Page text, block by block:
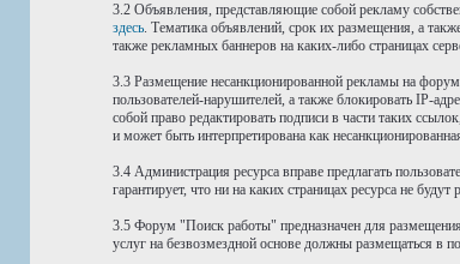
3.2 Объявления, представляющие собой рекламу
здесь. Тематика объявлений, срок их размещения, а
также рекламных баннеров на каких-либо страницах
3.3 Размещение несанкционированной рекламы на
пользователей-нарушителей, а также блокировать IP-
собой право редактировать подписи в части таких
и может быть интерпретирована как
3.4 Администрация ресурса вправе предлагать
гарантирует, что ни на каких страницах ресурса не
3.5 Форум "Поиск работы" предназначен для размещения
услуг на безвозмездной основе должны размещаться